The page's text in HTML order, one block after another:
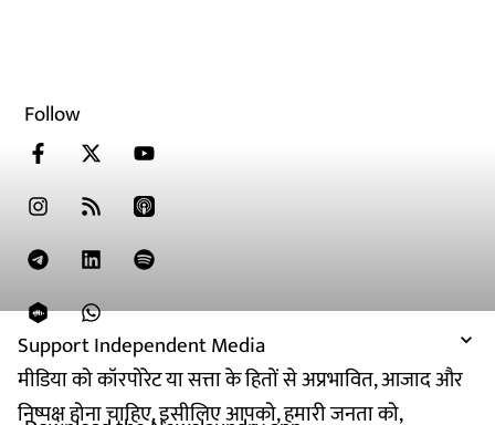
Support Independent Media
मीडिया को कॉरपोरेट या सत्ता के हितों से अप्रभावित, आजाद और
निष्पक्ष होना चाहिए. इसीलिए आपको, हमारी जनता को,
Follow